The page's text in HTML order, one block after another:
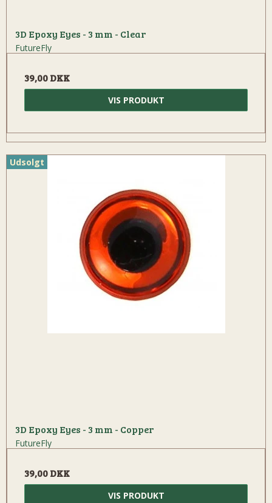
3D Epoxy Eyes - 3 mm - Clear
FutureFly
39,00 DKK
VIS PRODUKT
Udsolgt
3D Epoxy Eyes - 3 mm - Copper
FutureFly
39,00 DKK
VIS PRODUKT